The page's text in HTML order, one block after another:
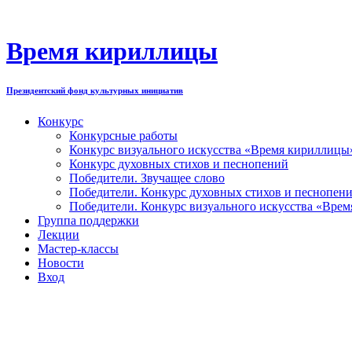
содержимому
Время кириллицы
Президентский фонд культурных инициатив
Конкурс
Конкурсные работы
Конкурс визуального искусства «Время
Конкурс духовных стихов и песнопений
Победители. Звучащее слово
Победители. Конкурс духовных стихов и
Победители. Конкурс визуального искусства
Группа поддержки
Лекции
Мастер-классы
Новости
Вход